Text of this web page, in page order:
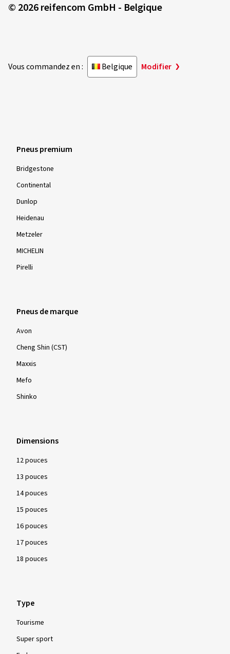
© 2026 reifencom GmbH - Belgique
Vous commandez en : Belgique Modifier
Pneus premium
Bridgestone
Continental
Dunlop
Heidenau
Metzeler
MICHELIN
Pirelli
Pneus de marque
Avon
Cheng Shin (CST)
Maxxis
Mefo
Shinko
Dimensions
12 pouces
13 pouces
14 pouces
15 pouces
16 pouces
17 pouces
18 pouces
Type
Tourisme
Super sport